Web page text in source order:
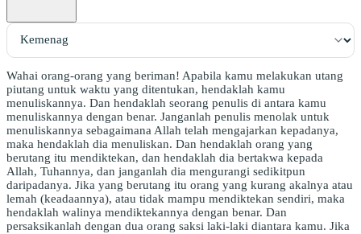
Wahai orang-orang yang beriman! Apabila kamu melakukan utang
piutang untuk waktu yang ditentukan, hendaklah kamu
menuliskannya. Dan hendaklah seorang penulis di antara kamu
menuliskannya dengan benar. Janganlah penulis menolak untuk
menuliskannya sebagaimana Allah telah mengajarkan kepadanya,
maka hendaklah dia menuliskan. Dan hendaklah orang yang
berutang itu mendiktekan, dan hendaklah dia bertakwa kepada
Allah, Tuhannya, dan janganlah dia mengurangi sedikitpun
daripadanya. Jika yang berutang itu orang yang kurang akalnya atau
lemah (keadaannya), atau tidak mampu mendiktekan sendiri, maka
hendaklah walinya mendiktekannya dengan benar. Dan
persaksikanlah dengan dua orang saksi laki-laki diantara kamu. Jika